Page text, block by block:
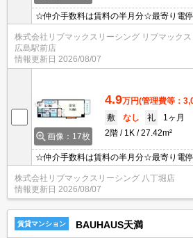
☆仲介手数料は賃料の半月分☆最寄り電
り住環境良好です☆便利な宅配ボックス
株式会社リブマックスリーシング リブマックス
広島駅前店
情報更新日 2026/08/07
画像：17枚
4.9万円(管理費等：
敷
なし 礼
1ヶ月
2階
1K 27.42m²
☆仲介手数料は賃料の半月分☆最寄り電
り住環境良好です☆便利な宅配ボックス
株式会社リブマックスリーシング 八丁堀店
情報更新日 2026/08/07
賃貸マンション BAUHAUS天満